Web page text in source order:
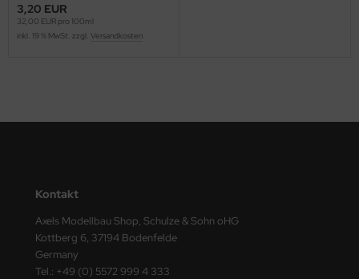
3,20 EUR
32,00 EUR pro 100ml
inkl. 19 % MwSt. zzgl. Versandkosten
Kontakt
Axels Modellbau Shop, Schulze & Sohn oHG
Kottberg 6, 37194 Bodenfelde
Germany
Tel.: +49 (0) 5572 999 4 333
Hobby / Gunze Sangyo
Beemax